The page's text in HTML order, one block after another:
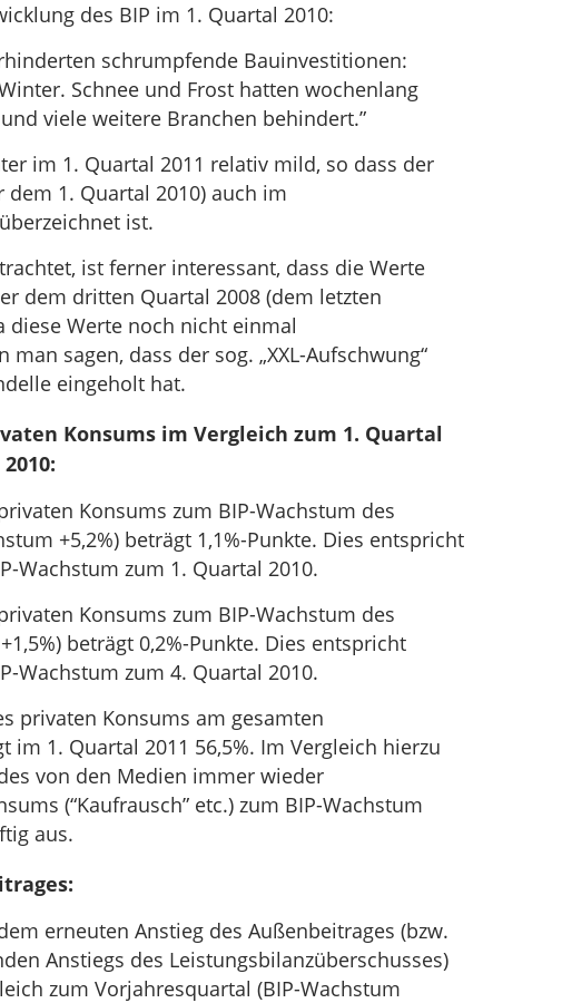
des BIP im 1. Quartal 2010:
schrumpfende Bauinvestitionen:
Schnee und Frost hatten wochenlang
viele weitere Branchen behindert.”
im 1. Quartal 2011 relativ mild, so dass der
dem 1. Quartal 2010) auch im
ist.
ist ferner interessant, dass die Werte
dem dritten Quartal 2008 (dem letzten
diese Werte noch nicht einmal
sagen, dass der sog. „XXL-Aufschwung“
eingeholt hat.
Konsums im Vergleich zum 1. Quartal
Konsums zum BIP-Wachstum des
+5,2%) beträgt 1,1%-Punkte. Dies entspricht
Wachstum zum 1. Quartal 2010.
Konsums zum BIP-Wachstum des
beträgt 0,2%-Punkte. Dies entspricht
Wachstum zum 4. Quartal 2010.
privaten Konsums am gesamten
1. Quartal 2011 56,5%. Im Vergleich hierzu
von den Medien immer wieder
(“Kaufrausch” etc.) zum BIP-Wachstum
aus.
erneuten Anstieg des Außenbeitrages (bzw.
Anstiegs des Leistungsbilanzüberschusses)
zum Vorjahresquartal (BIP-Wachstum